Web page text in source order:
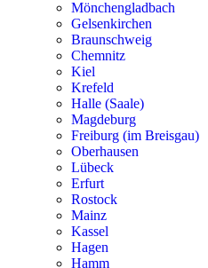
Mönchengladbach
Gelsenkirchen
Braunschweig
Chemnitz
Kiel
Krefeld
Halle (Saale)
Magdeburg
Freiburg (im Breisgau)
Oberhausen
Lübeck
Erfurt
Rostock
Mainz
Kassel
Hagen
Hamm